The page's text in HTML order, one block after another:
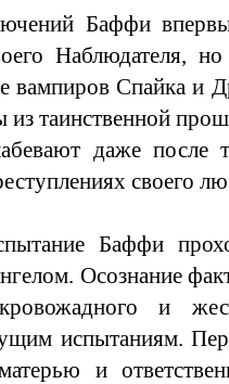
Баффи
Наблюдателя, но
вампиров Спайка и
из таинственной
даже после
своего
Баффи
Осознание
и
испытаниям.
и